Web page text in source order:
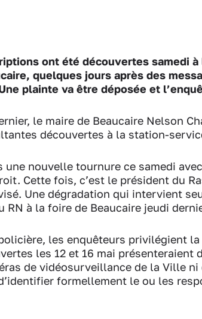
ont été découvertes samedi
quelques jours après des
plainte va être déposée et
le maire de Beaucaire Nelson
découvertes à la station-
une nouvelle tournure ce samedi
Cette fois, c’est le président du
Une dégradation qui intervient
RN à la foire de Beaucaire jeudi
les enquêteurs privilégient la
les 12 et 16 mai présenteraient
de vidéosurveillance de la Ville
formellement le ou les